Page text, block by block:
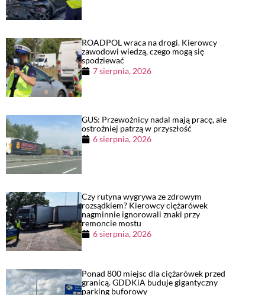
ROADPOL wraca na drogi. Kierowcy
zawodowi wiedzą, czego mogą się
spodziewać
7 sierpnia, 2026
GUS: Przewoźnicy nadal mają pracę, ale
ostrożniej patrzą w przyszłość
6 sierpnia, 2026
Czy rutyna wygrywa ze zdrowym
rozsądkiem? Kierowcy ciężarówek
nagminnie ignorowali znaki przy
remoncie mostu
6 sierpnia, 2026
Ponad 800 miejsc dla ciężarówek przed
granicą. GDDKiA buduje gigantyczny
parking buforowy